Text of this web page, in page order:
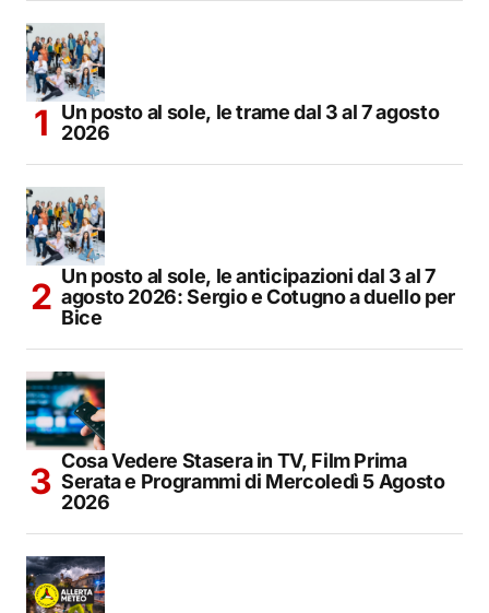
Un posto al sole, le trame dal 3 al 7 agosto
2026
Un posto al sole, le anticipazioni dal 3 al 7
agosto 2026: Sergio e Cotugno a duello per
Bice
Cosa Vedere Stasera in TV, Film Prima
Serata e Programmi di Mercoledì 5 Agosto
2026